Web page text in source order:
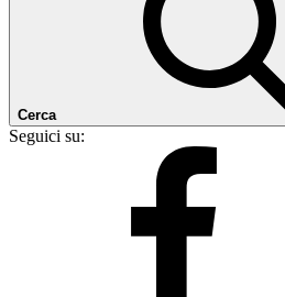
Cerca
Seguici su: